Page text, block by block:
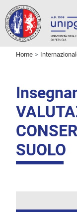
Home
SUOLO